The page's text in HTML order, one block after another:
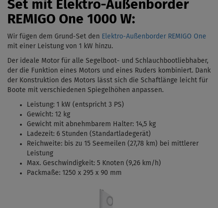
Set mit Elektro-Außenborder
REMIGO One 1000 W:
Wir fügen dem Grund-Set den Elektro-Außenborder REMIGO One
mit einer Leistung von 1 kW hinzu.
Der ideale Motor für alle Segelboot- und Schlauchbootliebhaber,
der die Funktion eines Motors und eines Ruders kombiniert. Dank
der Konstruktion des Motors lässt sich die Schaftlänge leicht für
Boote mit verschiedenen Spiegelhöhen anpassen.
Leistung: 1 kW (entspricht 3 PS)
Gewicht: 12 kg
Gewicht mit abnehmbarem Halter: 14,5 kg
Ladezeit: 6 Stunden (Standartladegerät)
Reichweite: bis zu 15 Seemeilen (27,78 km) bei mittlerer
Leistung
Max. Geschwindigkeit: 5 Knoten (9,26 km/h)
Packmaße: 1250 x 295 x 90 mm